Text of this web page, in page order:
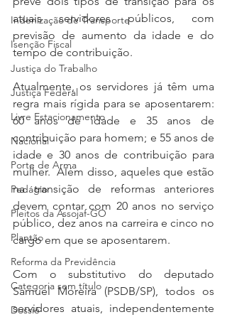
Indenização de Transporte
Isenção Fiscal
Justiça do Trabalho
Justiça Federal
Livre Estacionamento
Nacional
Porte de Arma
Pedágio
Pleitos da Assojaf-GO
Plantão
Reforma da Previdência
Categoria sem título
Dossiê
atuais servidores públicos, com
previsão de aumento da idade e do
tempo de contribuição.
Atualmente, os servidores já têm uma
regra mais rígida para se aposentarem:
60 anos de idade e 35 anos de
contribuição para homem; e 55 anos de
idade e 30 anos de contribuição para
mulher.  Além disso, aqueles que estão
na transição de reformas anteriores
devem contar com 20 anos no serviço
público, dez anos na carreira e cinco no
cargo em que se aposentarem.
Com o substitutivo do deputado
Samuel Moreira (PSDB/SP), todos os
servidores atuais, independentemente